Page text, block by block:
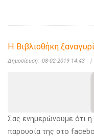
Η Βιβλιοθήκη
Δημοσίευση: 08-02-2019 14:43 |
Σας ενημερώνουμε ότι η
παρουσία της στο